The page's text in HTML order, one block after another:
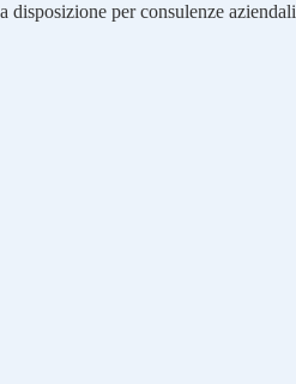
disposizione per consulenze aziendali